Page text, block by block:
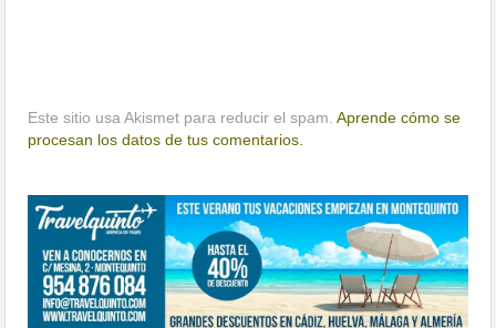
Este sitio usa Akismet para reducir el spam.Aprende cómo se
procesan los datos de tus comentarios.